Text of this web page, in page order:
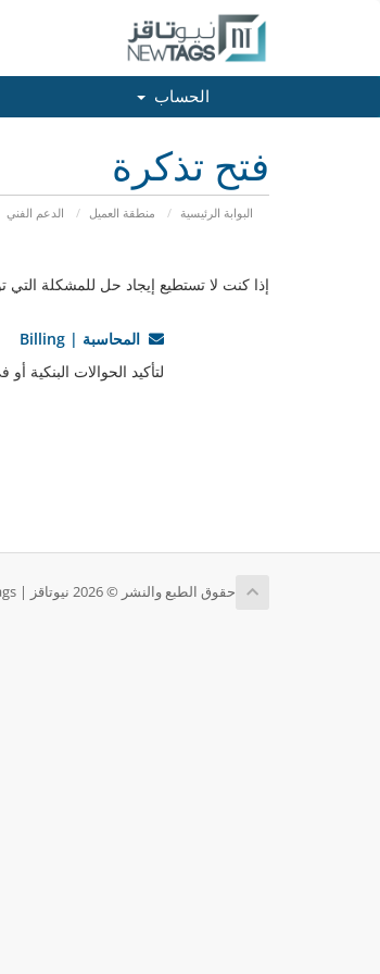
الحساب
فتح تذكرة
البوابة الرئيسية منطقة العميل الدعم الفني
إذا كنت لا تستطيع إيجاد حل للمشكلة
المحاسبة | Billing
لتأكيد الحوالات البنكية
حقوق الطبع والنشر © 2026 نيوتاقز | NewTags. جميع الحقوق محفوظة.